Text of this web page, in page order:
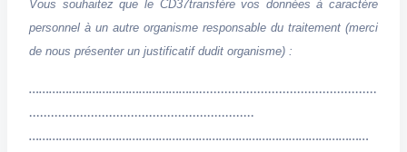
Vous souhaitez que le CD37transfère vos données à caractère
personnel à un autre organisme responsable du traitement (merci
de nous présenter un justificatif dudit organisme) :
…………………………………………….................................................
..............................................................
…………………………………………………………………………………………